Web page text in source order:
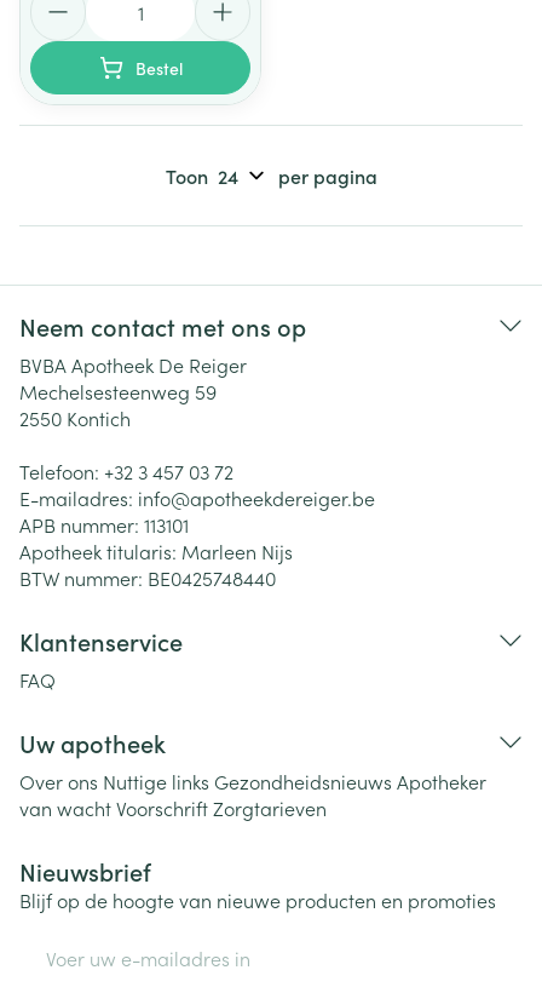
Bestel
Toon per pagina
Neem contact met ons op
BVBA Apotheek De Reiger
Mechelsesteenweg 59
2550 Kontich
Telefoon: +32 3 457 03 72
E-mailadres: info@apotheekdereiger.be
APB nummer: 113101
Apotheek titularis: Marleen Nijs
BTW nummer: BE0425748440
Klantenservice
FAQ
Uw apotheek
Over ons Nuttige links Gezondheidsnieuws Apotheker
van wachtVoorschriftZorgtarieven
Nieuwsbrief
Blijf op de hoogte van nieuwe producten en promoties